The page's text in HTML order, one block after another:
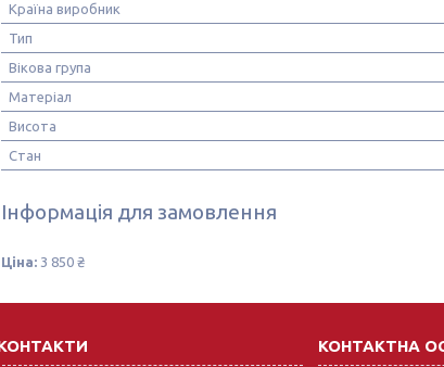
Країна виробник
Тип
Вікова група
Матеріал
Висота
Стан
Інформація для замовлення
Ціна: 3 850 ₴